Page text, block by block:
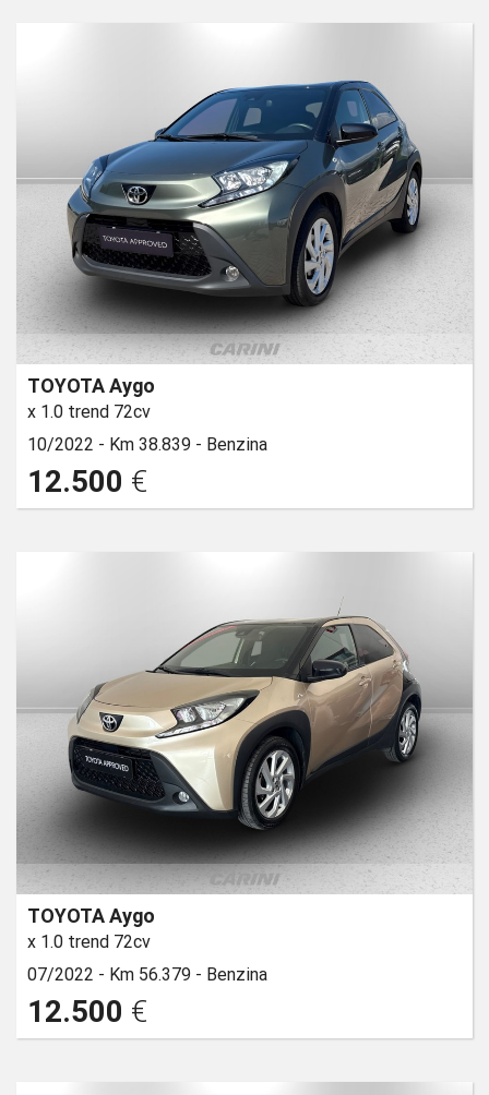
TOYOTA Aygo
x 1.0 trend 72cv
10/2022 - Km 38.839 - Benzina
12.500 €
TOYOTA Aygo
x 1.0 trend 72cv
07/2022 - Km 56.379 - Benzina
12.500 €